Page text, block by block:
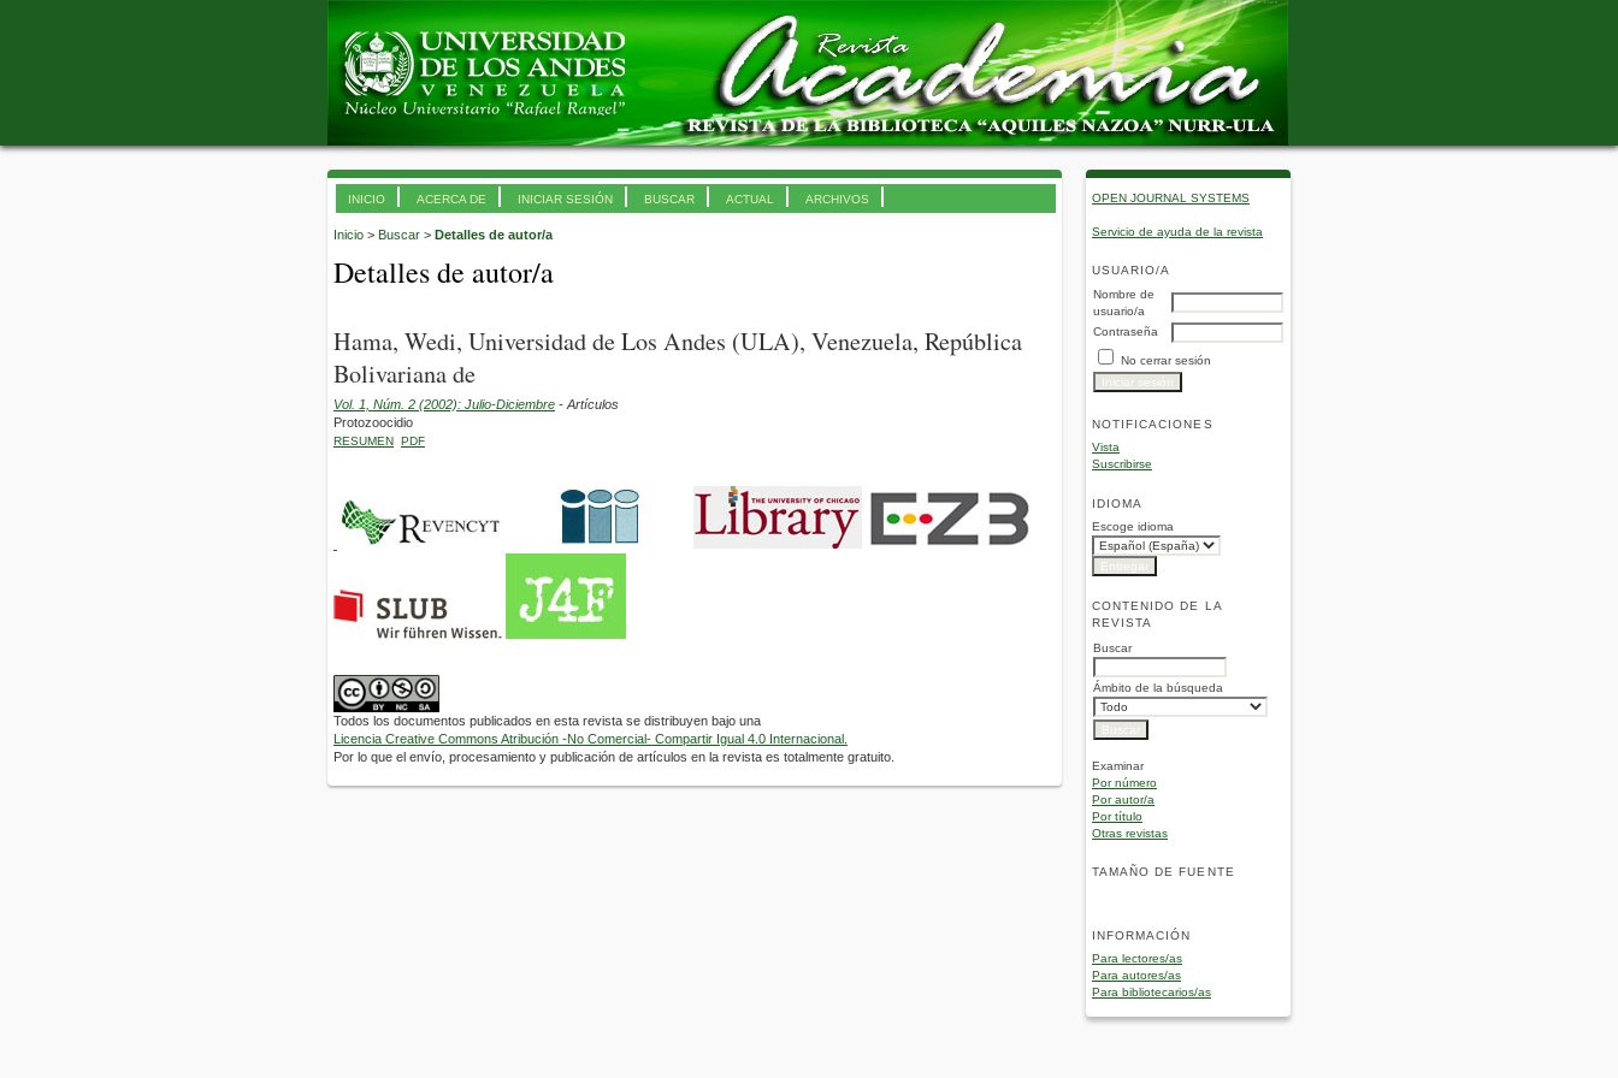
OPEN JOURNAL SYSTEMS
Servicio de ayuda de la revista
USUARIO/A
Nombre de
usuario/a
Contraseña
No cerrar sesión
NOTIFICACIONES
Vista
Suscribirse
IDIOMA
Escoge idioma
CONTENIDO DE LA
REVISTA
Buscar
Ámbito de la búsqueda
Examinar
Por número
Por autor/a
Por título
Otras revistas
TAMAÑO DE FUENTE
INFORMACIÓN
Para lectores/as
Para autores/as
Para bibliotecarios/as
INICIO ACERCA DE INICIAR SESIÓN BUSCAR ACTUAL ARCHIVOS
Inicio > Buscar > Detalles de autor/a
Detalles de autor/a
Hama, Wedi, Universidad de Los Andes (ULA), Venezuela, República
Bolivariana de
Vol. 1, Núm. 2 (2002): Julio-Diciembre - Artículos
Protozoocidio
RESUMEN PDF
Todos los documentos publicados en esta revista se distribuyen bajo una
Licencia Creative Commons Atribución -No Comercial- Compartir Igual 4.0 Internacional.
Por lo que el envío, procesamiento y publicación de artículos en la revista es totalmente gratuito.